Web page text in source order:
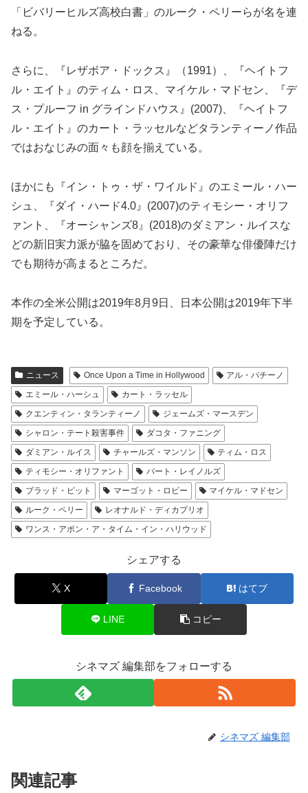
「ビバリーヒルズ高校白書」のルーク・ペリーらが名を連
ねる。
さらに、『レザボア・ドックス』（1991）、『ヘイトフ
ル・エイト』のティム・ロス、マイケル・マドセン、『デ
ス・プルーフ in グラインドハウス』(2007)、『ヘイトフ
ル・エイト』のカート・ラッセルなどタランティーノ作品
ではおなじみの面々も顔を揃えている。
ほかにも『イン・トゥ・ザ・ワイルド』のエミール・ハー
シュ、『ダイ・ハード4.0』(2007)のティモシー・オリフ
ァント、『オーシャンズ8』(2018)のダミアン・ルイスな
どの新旧実力派が脇を固めており、その豪華な俳優陣だけ
でも期待が高まるところだ。
本作の全米公開は2019年8月9日、日本公開は2019年下半
期を予定している。
ニュース Once Upon a Time in Hollywood
アル・パチーノ
エミール・ハーシュ
カート・ラッセル
クエンティン・タランティーノ
ジェームズ・マースデン
シャロン・テート殺害事件
ダコタ・ファニング
ダミアン・ルイス
チャールズ・マンソン
ティム・ロス
ティモシー・オリファント
バート・レイノルズ
ブラッド・ピット
マーゴット・ロビー
マイケル・マドセン
ルーク・ペリー
レオナルド・ディカプリオ
ワンス・アポン・ア・タイム・イン・ハリウッド
シェアする
X Facebook はてブ
LINE コピー
シネマズ 編集部をフォローする
シネマズ 編集部
関連記事